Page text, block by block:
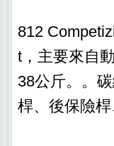
812
t，主要來自
38公斤。。
桿、後保險桿